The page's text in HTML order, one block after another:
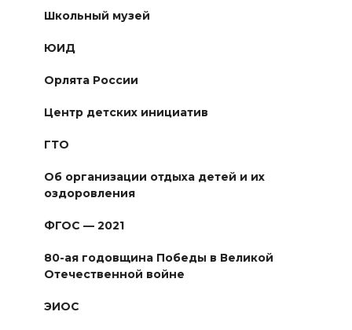
Школьный музей
ЮИД
Орлята России
Центр детских инициатив
ГТО
Об организации отдыха детей и их
оздоровления
ФГОС — 2021
80-ая годовщина Победы в Великой
Отечественной войне
ЭИОС